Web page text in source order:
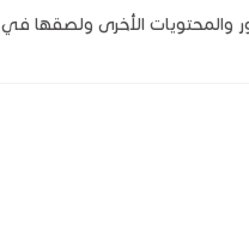
الأخرى ولصقها في